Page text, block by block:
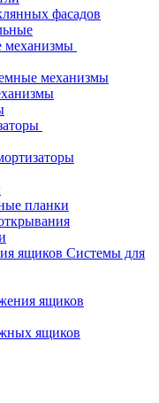
фасадов
механизмы
планки
Системы для
ящиков
ящиков